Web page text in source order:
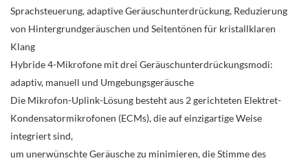
Sprachsteuerung, adaptive Geräuschunterdrückung, Reduzierung
von Hintergrundgeräuschen und Seitentönen für kristallklaren
Klang
Hybride 4-Mikrofone mit drei Geräuschunterdrückungsmodi:
adaptiv, manuell und Umgebungsgeräusche
Die Mikrofon-Uplink-Lösung besteht aus 2 gerichteten Elektret-
Kondensatormikrofonen (ECMs), die auf einzigartige Weise
integriert sind,
um unerwünschte Geräusche zu minimieren, die Stimme des